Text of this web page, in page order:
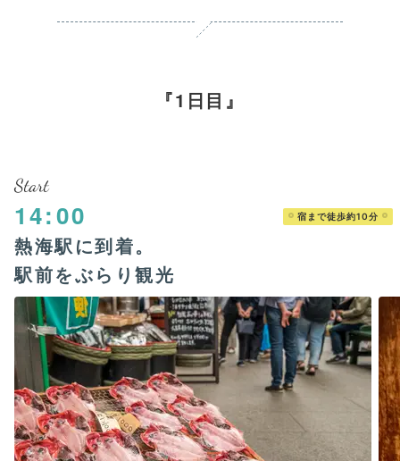
1日目
Start
14:00 宿まで徒歩約10分
熱海駅に到着。
駅前をぶらり観光